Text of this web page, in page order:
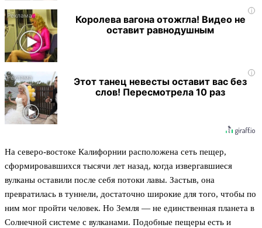
i
Королева вагона отожгла! Видео не
оставит равнодушным
i
Этот танец невесты оставит вас без
слов! Пересмотрела 10 раз
На северо-востоке Калифорнии расположена сеть пещер,
сформировавшихся тысячи лет назад, когда извергавшиеся
вулканы оставили после себя потоки лавы. Застыв, она
превратилась в туннели, достаточно широкие для того, чтобы по
ним мог пройти человек. Но Земля — не единственная планета в
Солнечной системе с вулканами. Подобные пещеры есть и